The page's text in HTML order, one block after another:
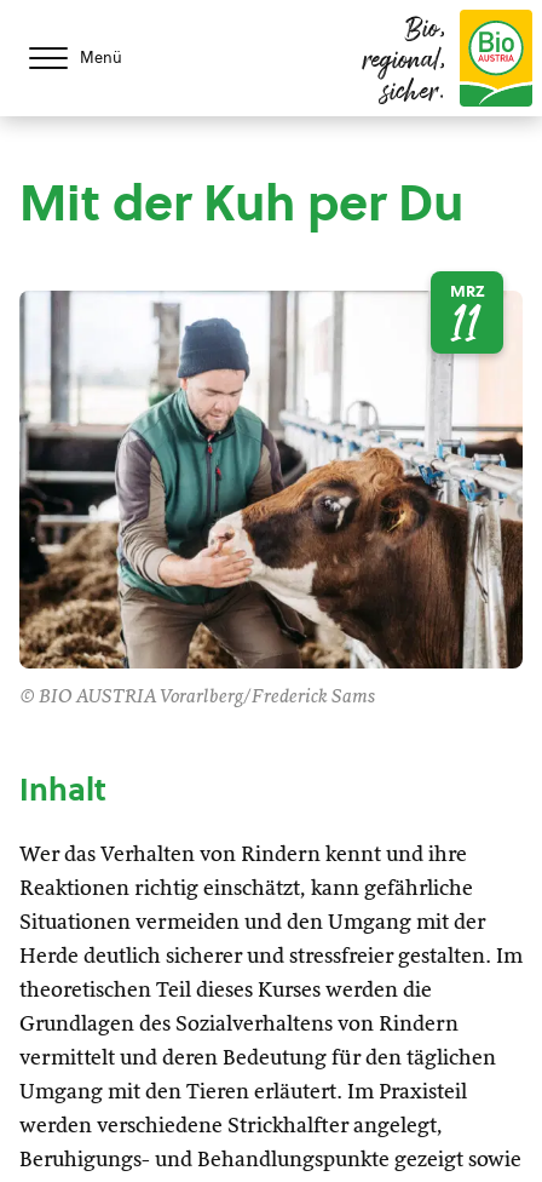
Menü
Bio,
regional,
sicher.
Mit der Kuh per Du
© BIO AUSTRIA Vorarlberg/Frederick Sams
MRZ
11
Inhalt
Wer das Verhalten von Rindern kennt und ihre
Reaktionen richtig einschätzt, kann gefährliche
Situationen vermeiden und den Umgang mit der
Herde deutlich sicherer und stressfreier gestalten. Im
theoretischen Teil dieses Kurses werden die
Grundlagen des Sozialverhaltens von Rindern
vermittelt und deren Bedeutung für den täglichen
Umgang mit den Tieren erläutert. Im Praxisteil
werden verschiedene Strickhalfter angelegt,
Beruhigungs- und Behandlungspunkte gezeigt sowie